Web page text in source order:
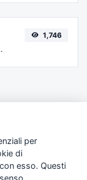
per qualsiasi email.
1,746
by
per
di
esso. Questi